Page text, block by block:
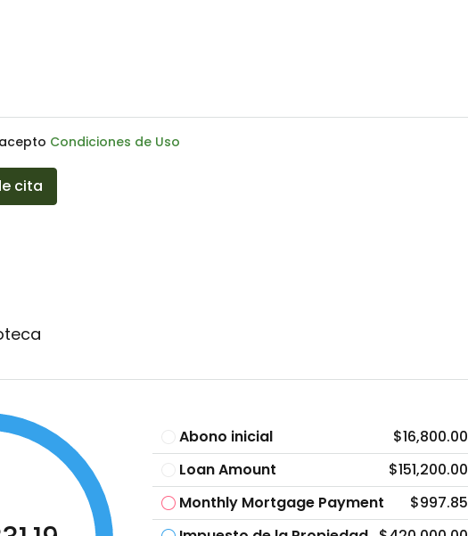
Condiciones de Uso
cita
Abono inicial
$16,800.00
Loan Amount
$151,200.00
Monthly Mortgage Payment
$997.85